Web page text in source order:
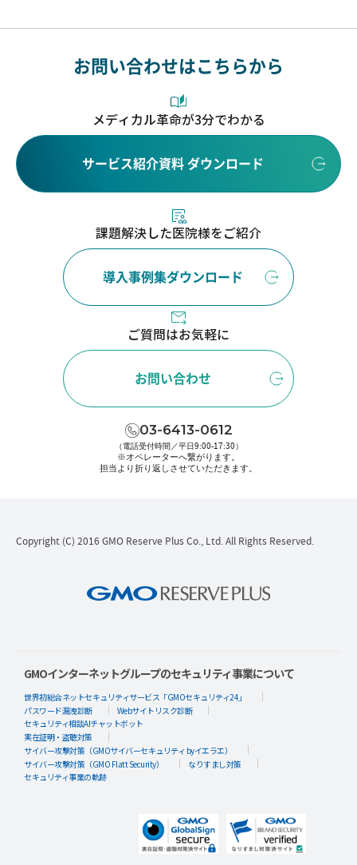
お問い合わせはこちらから
メディカル革命が3分でわかる
サービス紹介資料 ダウンロード
課題解決した医院様をご紹介
導入事例集ダウンロード
ご質問はお気軽に
お問い合わせ
03-6413-0612
（電話受付時間／平日9:00-17:30）
※オペレーターへ繋がります。
担当より折り返しさせていただきます。
Copyright (C) 2016 GMO Reserve Plus Co., Ltd. All Rights Reserved.
GMOインターネットグループのセキュリティ事業について
世界初総合ネットセキュリティサービス「GMOセキュリティ24」
パスワード漏洩診断
Webサイトリスク診断
セキュリティ相談AIチャットボット
実在証明・盗聴対策
サイバー攻撃対策（GMOサイバーセキュリティ byイエラエ）
サイバー攻撃対策（GMO Flatt Security）
なりすまし対策
セキュリティ事業の軌跡